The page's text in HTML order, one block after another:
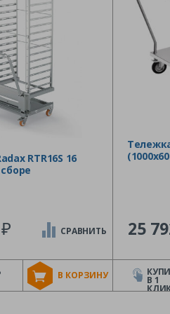
RTR16S 16
₽
В КОРЗИНУ
СРАВНИТЬ 25
В 1